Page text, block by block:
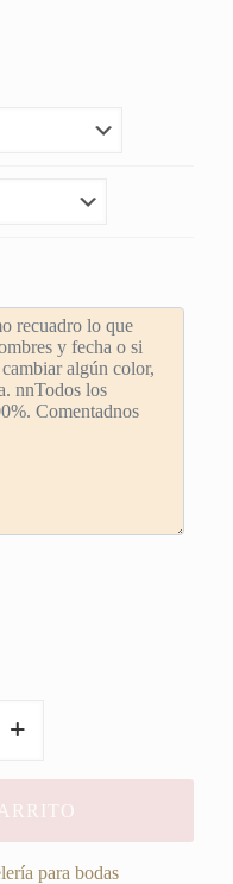
para bodas